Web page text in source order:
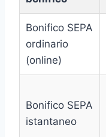
Bonifico SEPA
ordinario
(online)
Bonifico SEPA
istantaneo